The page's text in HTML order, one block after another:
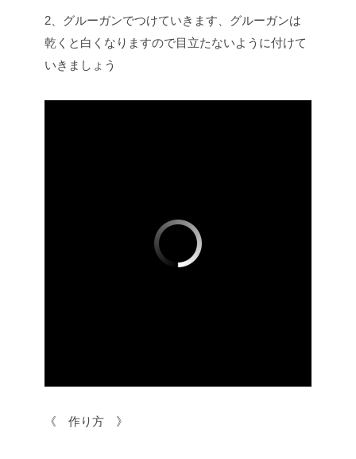
2、グルーガンでつけていきます、グルーガンは
乾くと白くなりますので目立たないように付けて
いきましょう
《 作り方 》